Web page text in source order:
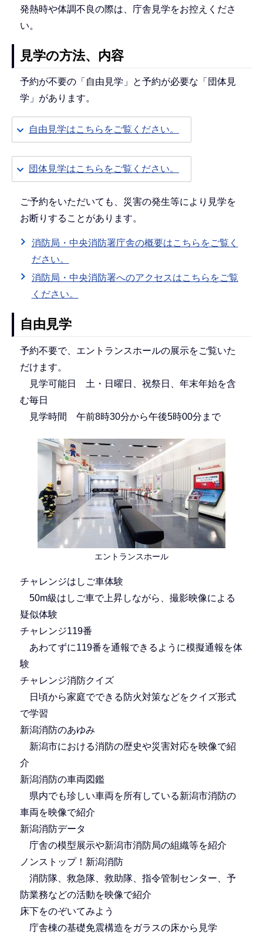
発熱時や体調不良の際は、庁舎見学をお控えくださ
い。
見学の方法、内容
予約が不要の「自由見学」と予約が必要な「団体見
学」があります。
自由見学はこちらをご覧ください。
団体見学はこちらをご覧ください。
ご予約をいただいても、災害の発生等により見学を
お断りすることがあります。
消防局・中央消防署庁舎の概要はこちらをご覧く
ださい。
消防局・中央消防署へのアクセスはこちらをご覧
ください。
自由見学
予約不要で、エントランスホールの展示をご覧いた
だけます。
見学可能日 土・日曜日、祝祭日、年末年始を含
む毎日
見学時間 午前8時30分から午後5時00分まで
エントランスホール
チャレンジはしご車体験
50m級はしご車で上昇しながら、撮影映像による
疑似体験
チャレンジ119番
あわてずに119番を通報できるように模擬通報を体
験
チャレンジ消防クイズ
日頃から家庭でできる防火対策などをクイズ形式
で学習
新潟消防のあゆみ
新潟市における消防の歴史や災害対応を映像で紹
介
新潟消防の車両図鑑
県内でも珍しい車両を所有している新潟市消防の
車両を映像で紹介
新潟消防データ
庁舎の模型展示や新潟市消防局の組織等を紹介
ノンストップ！新潟消防
消防隊、救急隊、救助隊、指令管制センター、予
防業務などの活動を映像で紹介
床下をのぞいてみよう
庁舎棟の基礎免震構造をガラスの床から見学